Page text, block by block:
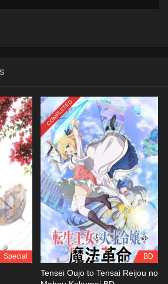
Special
COMPLETED
BD
Tensei Oujo to Tensai Reijou no